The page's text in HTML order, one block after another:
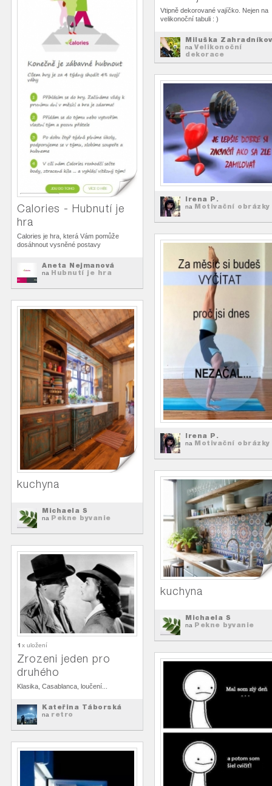
Vtipně dekorované vajíčko. Nejen na
velikonoční tabuli : )
Miluška
na Velikonoční
dekorace
Calories - Hubnutí je
hra
Calories je hra, která Vám pomůže
dosáhnout vysněné postavy
Aneta Nejmanová
na Hubnutí je hra
Irena P.
na Motivační obrázky
Irena P.
na Motivační obrázky
kuchyna
Michaela S
na Pekne byvanie
kuchyna
Michaela S
na Pekne byvanie
1 x uložení
Zrozeni jeden pro
druhého
Klasika, Casablanca, loučení...
Kateřina Táborská
na retro